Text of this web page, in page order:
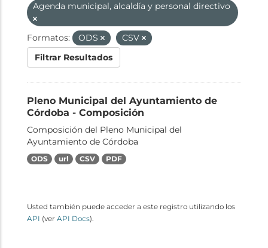
Agenda municipal, alcaldía y personal directivo
Formatos: ODS
CSV
Filtrar Resultados
Pleno Municipal del Ayuntamiento de
Córdoba - Composición
Composición del Pleno Municipal del
Ayuntamiento de Córdoba
ODS url CSV PDF
Usted también puede acceder a este registro utilizando los
API (ver API Docs).